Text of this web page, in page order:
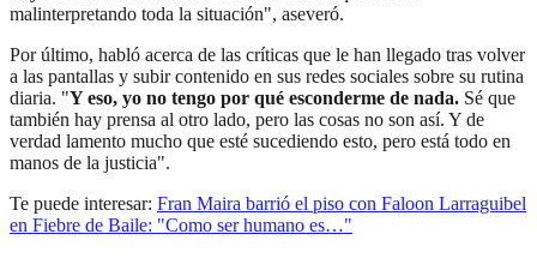
malinterpretando toda la situación", aseveró.
Por último, habló acerca de las críticas que le han llegado tras volver
a las pantallas y subir contenido en sus redes sociales sobre su rutina
diaria. "Y eso, yo no tengo por qué esconderme de nada. Sé que
también hay prensa al otro lado, pero las cosas no son así. Y de
verdad lamento mucho que esté sucediendo esto, pero está todo en
manos de la justicia".
Te puede interesar: Fran Maira barrió el piso con Faloon Larraguibel
en Fiebre de Baile: "Como ser humano es…"